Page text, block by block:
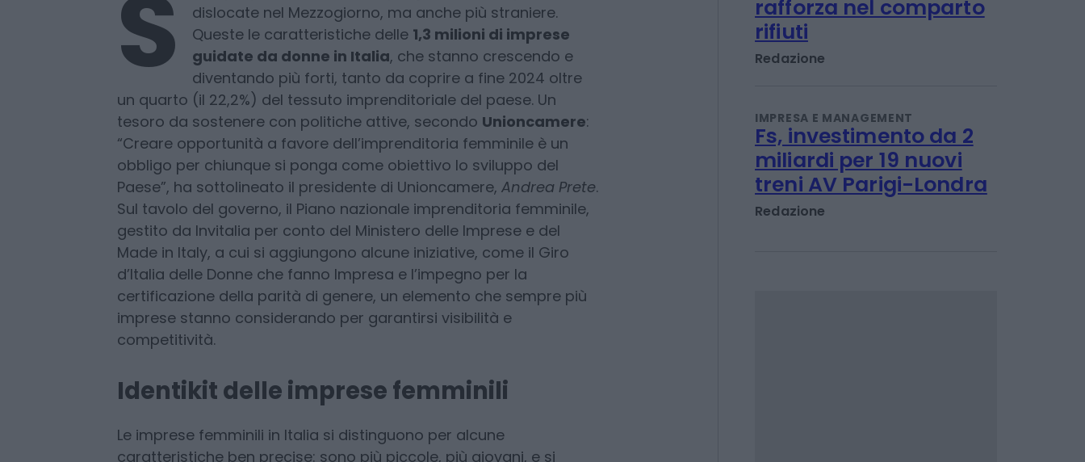
Scegli Moneta come fonte preferita
S
ono più piccole, ma anche più giovani. Sono più
dislocate nel Mezzogiorno, ma anche più straniere.
Queste le caratteristiche delle1,3 milioni di imprese
guidate da donne in Italia, che stanno crescendo e
diventando più forti, tanto da coprire a fine 2024 oltre
un quarto (il 22,2%) del tessuto imprenditoriale del paese. Un
tesoro da sostenere con politiche attive, secondoUnioncamere:
“Creare opportunità a favore dell’imprenditoria femminile è un
obbligo per chiunque si ponga come obiettivo lo sviluppo del
Paese”, ha sottolineato il presidente di Unioncamere,Andrea Prete
Sul tavolo del governo, il Piano nazionale imprenditoria femminile,
gestito da Invitalia per conto del Ministero delle Imprese e del
Made in Italy, a cui si aggiungono alcune iniziative, come il Giro
d’Italia delle Donne che fanno Impresa e l’impegno per la
imprese stanno considerando per garantirsi visibilità e
IMPRESA E MANAGEMENT
Iren Ambiente sale al
100% di ETAmbiente e si
Redazione
IMPRESA E MANAGEMENT
Fs, investimento da 2